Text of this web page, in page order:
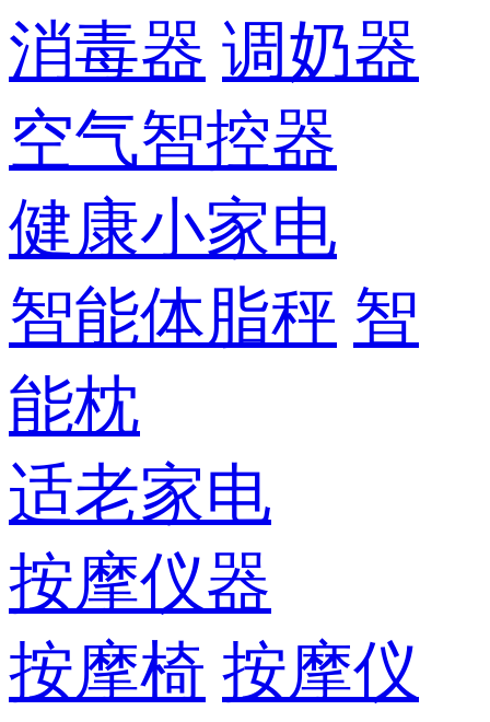
消毒器 调奶器
空气智控器
健康小家电
智能体脂秤 智
能枕
适老家电
按摩仪器
按摩椅 按摩仪